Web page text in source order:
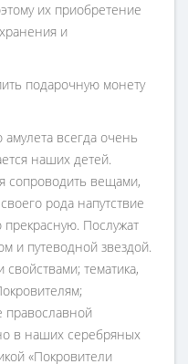
их приобретение
и
подарочную монету
всегда очень
наших детей.
сопроводить вещами,
рода напутствие
Послужат
и путеводной звездой.
тематика,
православной
в наших серебряных
«Покровители